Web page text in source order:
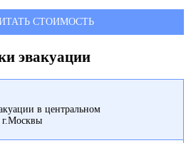
СТОИМОСТЬ
эвакуации
в центральном
г.Москвы